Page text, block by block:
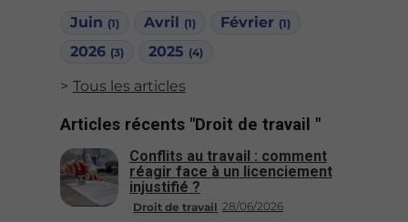
Juin (1) Avril (1) Février (1)
2026 (3) 2025 (4)
Tous les articles
Articles récents "Droit de travail "
Droit de travail 28/06/2026
Conflits au travail : comment
réagir face à un licenciement
injustifié ?